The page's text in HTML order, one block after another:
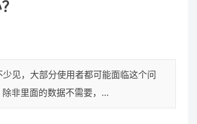
见，大部分使用者都可能面临这个问
非里面的数据不需要，...